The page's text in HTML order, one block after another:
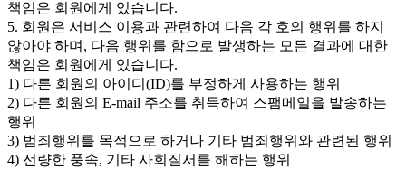
책임은 회원에게 있습니다.
5. 회원은 서비스 이용과 관련하여 다음 각 호의 행위를 하지
않아야 하며, 다음 행위를 함으로 발생하는 모든 결과에 대한
책임은 회원에게 있습니다.
1) 다른 회원의 아이디(ID)를 부정하게 사용하는 행위
2) 다른 회원의 E-mail 주소를 취득하여 스팸메일을 발송하는
행위
3) 범죄행위를 목적으로 하거나 기타 범죄행위와 관련된 행위
4) 선량한 풍속, 기타 사회질서를 해하는 행위